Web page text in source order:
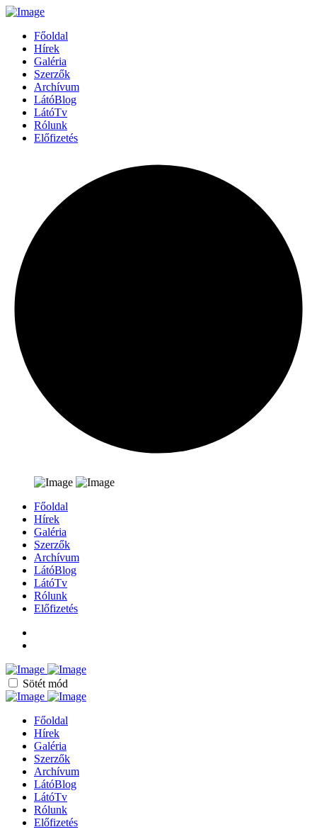
Főoldal
Hírek
Galéria
Szerzők
Archívum
LátóBlog
LátóTv
Rólunk
Előfizetés
Főoldal
Hírek
Galéria
Szerzők
Archívum
LátóBlog
LátóTv
Rólunk
Előfizetés
Sötét mód
Főoldal
Hírek
Galéria
Szerzők
Archívum
LátóBlog
LátóTv
Rólunk
Előfizetés